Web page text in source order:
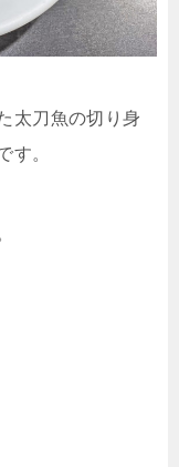
太刀魚の切り身
す。